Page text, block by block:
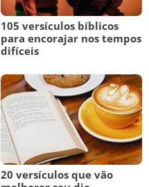
105 versículos bíblicos
para encorajar nos tempos
difíceis
20 versículos que vão